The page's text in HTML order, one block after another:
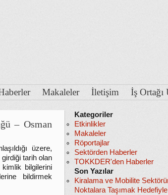
Makaleler İletişim İş
– Osman
üzere,
tarih olan
bilgilerini
bildirmek
Kategoriler
Etkinlikler
Makaleler
Röportajlar
Sektörden Haberler
TOKKDER'den Haberler
Son Yazılar
Kiralama ve Mobilite
Noktalara Taşımak